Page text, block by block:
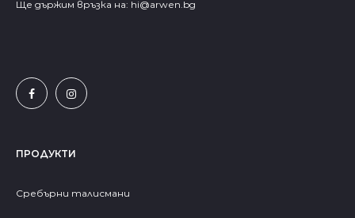
Ще държим връзка на: hi@arwen.bg
ПРОДУКТИ
Сребърни талисмани